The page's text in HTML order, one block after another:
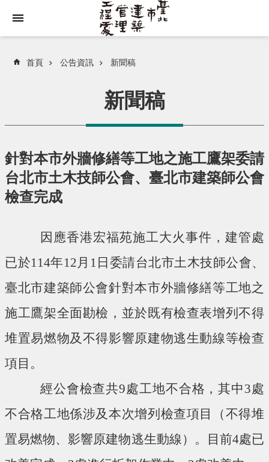
首頁 公告資訊 新聞稿
新聞稿
針對本市外牆修繕等工地之施工鷹架委請
台北市土木技師公會、臺北市建築師公會
檢查完成
因應香港宏福苑施工大火事件，建管處
已於114年12月1日委請台北市土木技師公會、
臺北市建築師公會針對本市外牆修繕等工地之
施工鷹架全面勘檢，並於既有檢查表增列不得
堆置易燃物及不得影響原建物逃生動線等檢查
項目。
經公會檢查共9處工地不合格，其中3處
不合格工地係涉及本次增列檢查項目（不得堆
置易燃物、影響原建物逃生動線）。目前4處已